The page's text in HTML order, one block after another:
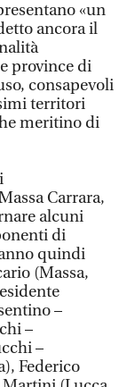
«un
ancora il
province di
consapevoli
territori
meritino di
Carrara,
alcuni
di
quindi
(Massa,
–
–
–
Federico